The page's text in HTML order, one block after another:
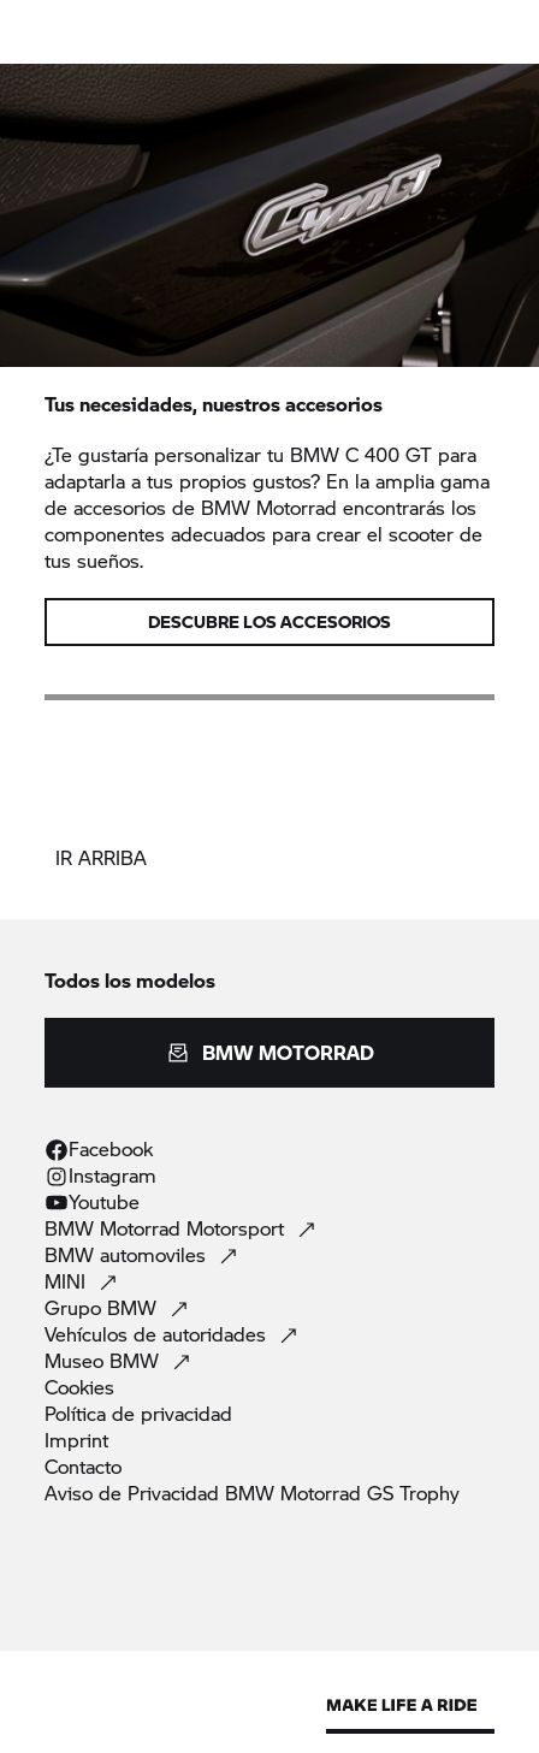
Tus necesidades, nuestros accesorios
¿Te gustaría personalizar tu BMWC 400 GT para
adaptarla a tus propios gustos? En la amplia gama
de accesorios de BMW Motorrad encontrarás los
componentes adecuados para crear el scooter de
tus sueños.
DESCUBRE LOS ACCESORIOS
IR ARRIBA
Todos los modelos
BMW MOTORRAD
Facebook
Instagram
Youtube
BMW Motorrad Motorsport
BMWautomoviles
MINI
Grupo BMW
Vehículos deautoridades
Museo BMW
Cookies
Política de privacidad
Imprint
Contacto
Aviso de Privacidad BMW Motorrad GSTrophy